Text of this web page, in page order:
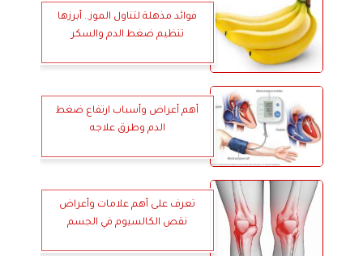
فوائد مذهلة لتناول الموز.. أبرزها
تنظيم ضغط الدم والسكر
أهم أعراض وأسباب ارتفاع ضغط
الدم وطرق علاجه
تعرف على أهم علامات وأعراض
نقص الكالسيوم في الجسم